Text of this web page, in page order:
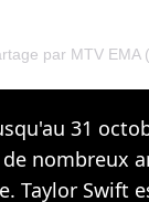
par MTV EMA
31
nombreux
Taylor Swift